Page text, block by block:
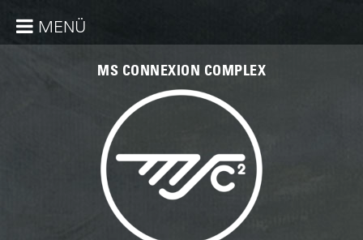
MENÜ
MS CONNEXION COMPLEX